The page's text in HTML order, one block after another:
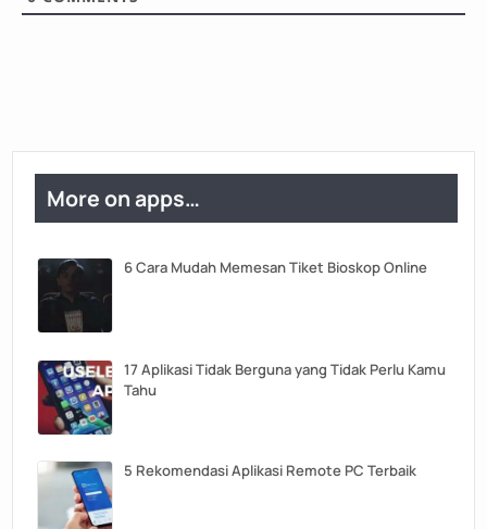
More on apps…
6 Cara Mudah Memesan Tiket Bioskop Online
17 Aplikasi Tidak Berguna yang Tidak Perlu Kamu
Tahu
5 Rekomendasi Aplikasi Remote PC Terbaik